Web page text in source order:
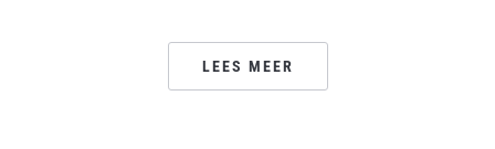
LEES MEER